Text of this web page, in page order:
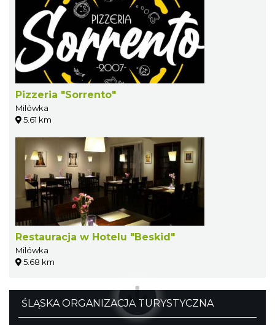
Pizzeria "Sorrento"
Milówka
5.61 km
Restauracja w Hotelu "Beskid"
Milówka
5.68 km
ŚLĄSKA ORGANIZACJA TURYSTYCZNA